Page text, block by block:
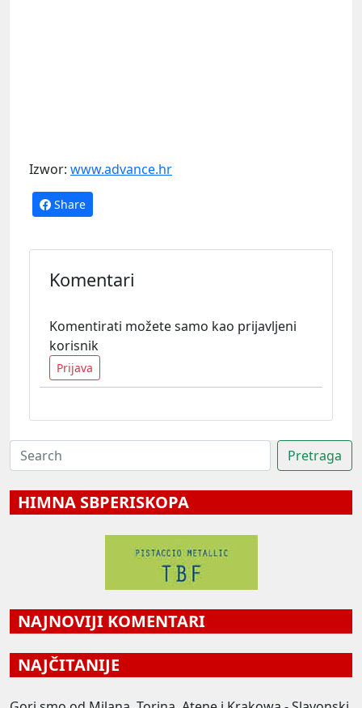
Izwor: www.advance.hr
Share
Komentari
Komentirati možete samo kao prijavljeni
korisnik
Prijava
HIMNA SBPERISKOPA
NAJNOVIJI KOMENTARI
NAJČITANIJE